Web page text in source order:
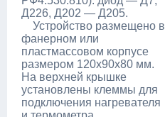
Д226, Д202 — Д205.
Устройство размещено в
фанерном или
пластмассовом корпусе
размером 120х90х80 мм.
На верхней крышке
установлены клеммы для
подключения нагревателя